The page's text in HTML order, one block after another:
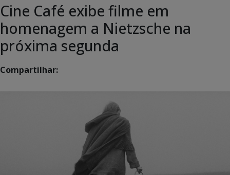
Cine Café exibe filme em
homenagem a Nietzsche na
próxima segunda
Compartilhar: